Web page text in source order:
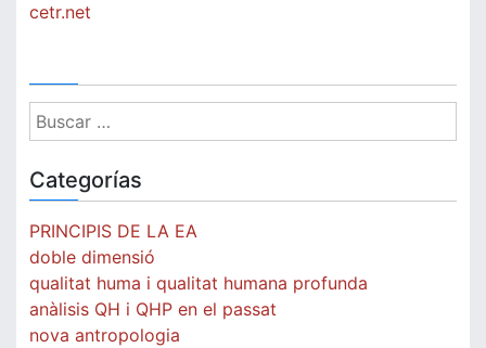
cetr.net
Buscar:
Categorías
PRINCIPIS DE LA EA
doble dimensió
qualitat huma i qualitat humana profunda
anàlisis QH i QHP en el passat
nova antropologia